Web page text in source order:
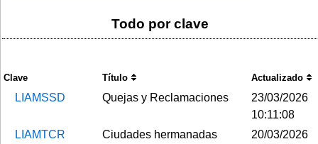
Todo por clave
Clave Título Actualizado
LIAMSSD Quejas y Reclamaciones
23/03/2026
10:11:08
LIAMTCR
Ciudades hermanadas
20/03/2026